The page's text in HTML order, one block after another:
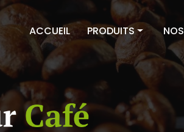
ACCUEIL
PRODUITS
Thés & Infusions
Épicerie sucrée